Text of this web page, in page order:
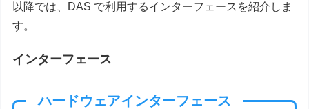
以降では、DAS で利用するインターフェースを紹介しま
す。
インターフェース
ハードウェアインターフェース